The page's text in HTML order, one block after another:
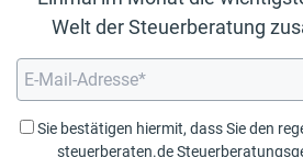
Welt der Steuerberatung
Sie bestätigen hiermit, dass Sie den
steuerberaten.de